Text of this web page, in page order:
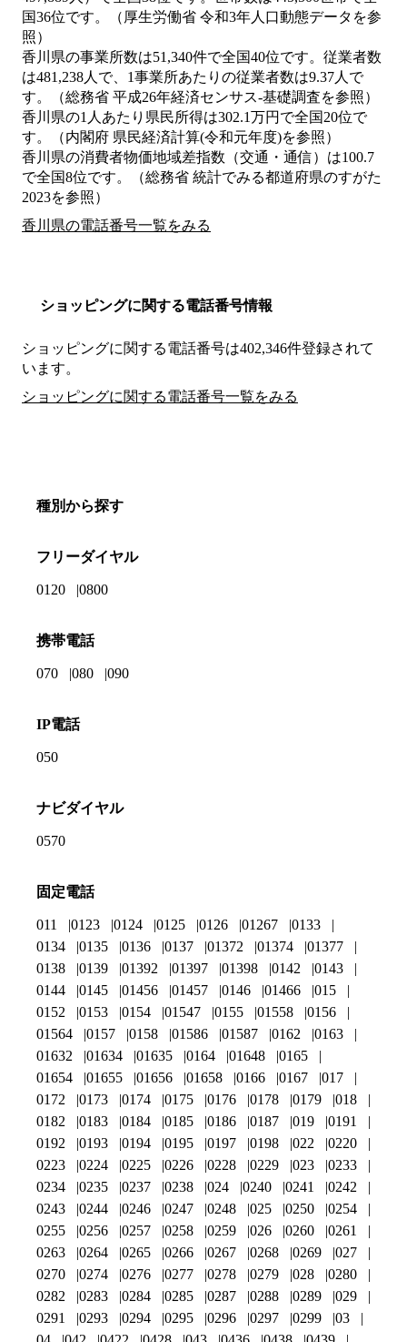
国36位です。（厚生労働省 令和3年人口動態データを参
照）
香川県の事業所数は51,340件で全国40位です。従業者数
は481,238人で、1事業所あたりの従業者数は9.37人で
す。（総務省 平成26年経済センサス‐基礎調査を参照）
香川県の1人あたり県民所得は302.1万円で全国20位で
す。（内閣府 県民経済計算(令和元年度)を参照）
香川県の消費者物価地域差指数（交通・通信）は100.7
で全国8位です。（総務省 統計でみる都道府県のすがた
2023を参照）
香川県の電話番号一覧をみる
ショッピングに関する電話番号情報
ショッピングに関する電話番号は402,346件登録されて
います。
ショッピングに関する電話番号一覧をみる
種別から探す
フリーダイヤル
0120 0800
携帯電話
070 080 090
IP電話
050
ナビダイヤル
0570
固定電話
011 0123 0124 0125 0126 01267
0133
0134
0135 0136 0137 01372 01374
01377
0138
0139 01392 01397 01398 0142
0143
0144
0145 01456 01457 0146 01466
015
0152
0153 0154 01547 0155 01558
0156
01564
0157 0158 01586 01587 0162
0163
01632
01634 01635 0164 01648
0165
01654
01655 01656 01658 0166 0167
017
0172
0173 0174 0175 0176 0178 0179
018
0182
0183 0184 0185 0186 0187 019
0191
0192
0193 0194 0195 0197 0198 022
0220
0223
0224 0225 0226 0228 0229 023
0233
0234
0235 0237 0238 024 0240 0241
0242
0243
0244 0246 0247 0248 025 0250
0254
0255
0256 0257 0258 0259 026 0260
0261
0263
0264 0265 0266 0267 0268 0269
027
0270
0274 0276 0277 0278 0279 028
0280
0282
0283 0284 0285 0287 0288 0289
029
0291
0293 0294 0295 0296 0297 0299
03